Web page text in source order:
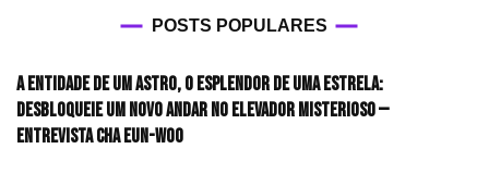
POSTS POPULARES
A entidade de um astro, o esplendor de uma estrela:
desbloqueie um novo andar no elevador misterioso —
Entrevista CHA EUN-WOO